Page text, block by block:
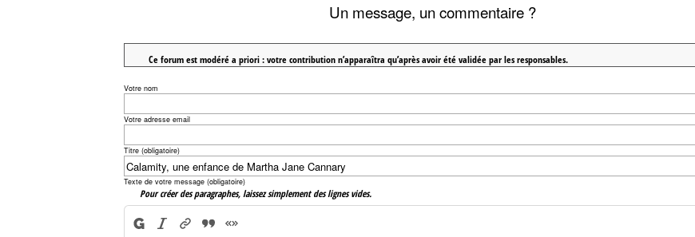
Un message, un commentaire ?
Ce forum est modéré a priori : votre contribution n’apparaîtra qu’après avoir été validée par les responsables.
Votre nom
Votre adresse email
Titre (obligatoire)
Texte de votre message (obligatoire)
Pour créer des paragraphes, laissez simplement des lignes vides.